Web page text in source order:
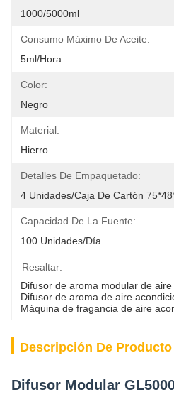
1000/5000ml
Consumo Máximo De Aceite:
5ml/hora
Color:
Negro
Material:
Hierro
Detalles De Empaquetado:
4 Unidades/caja De Cartón
Capacidad De La Fuente:
100 Unidades/día
Resaltar:
Difusor de aroma modular de
Difusor de aroma de aire
Máquina de fragancia de aire
Descripción De Producto
Difusor Modular